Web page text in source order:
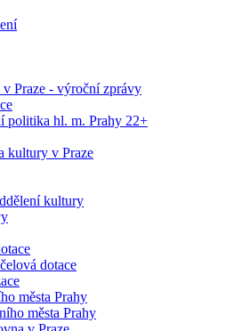
Praze - výroční zprávy
politika hl. m. Prahy 22+
kultury v Praze
kultury
dotace
města Prahy
města Prahy